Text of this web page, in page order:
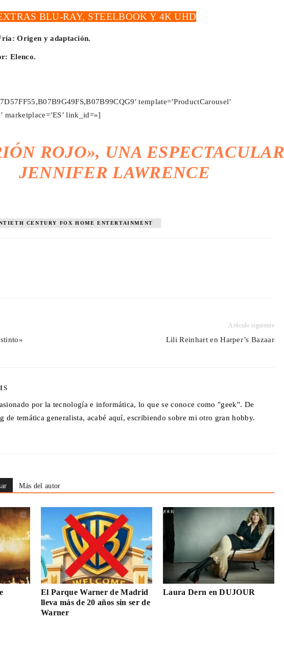
BLU-RAY, STEELBOOK Y 4K UHD
Origen y adaptación.
Elenco.
template=’ProductCarousel’
marketplace=’ES’ link_id=»]
ROJO», UNA ESPECTACULAR
JENNIFER LAWRENCE
CENTURY FOX HOME ENTERTAINMENT
Artículo siguiente
Lili Reinhart en Harper’s Bazaar
por la tecnología e informática, lo que se conoce como "geek". De
de temática generalista, acabé aquí, escribiendo sobre mi otro gran hobby.
Más del autor
El Parque Warner de Madrid
lleva más de 20 años sin ser de
Warner
Laura Dern en DUJOUR